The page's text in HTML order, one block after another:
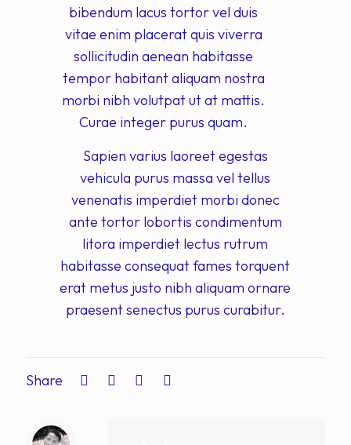
bibendum lacus tortor vel duis
vitae enim placerat quis viverra
sollicitudin aenean habitasse
tempor habitant aliquam nostra
morbi nibh volutpat ut at mattis.
Curae integer purus quam.
Sapien varius laoreet egestas
vehicula purus massa vel tellus
venenatis imperdiet morbi donec
ante tortor lobortis condimentum
litora imperdiet lectus rutrum
habitasse consequat fames torquent
erat metus justo nibh aliquam ornare
praesent senectus purus curabitur.
Share